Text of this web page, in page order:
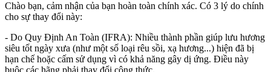
Chào bạn, cảm nhận của bạn hoàn toàn chính xác. Có 3 lý do chính
cho sự thay đổi này:
- Do Quy Định An Toàn (IFRA): Nhiều thành phần giúp lưu hương
siêu tốt ngày xưa (như một số loại rêu sồi, xạ hương...) hiện đã bị
hạn chế hoặc cấm sử dụng vì có khả năng gây dị ứng. Điều này